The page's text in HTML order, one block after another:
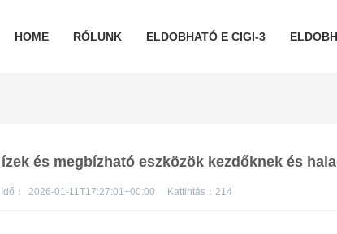
HOME RÓLUNK ELDOBHATÓ E CIGI-3
és megbízható eszközök kezdőknek és
Idő： 2026-01-11T17:27:01+00:00 Kattintás： 214